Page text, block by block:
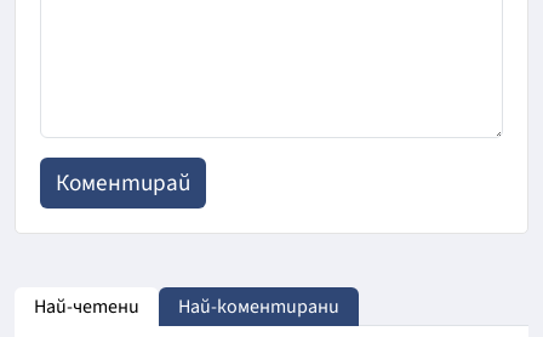
Най-четени Най-коментирани